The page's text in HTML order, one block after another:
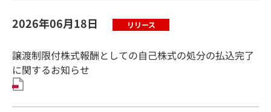
2026年06月18日
譲渡制限付株式報酬としての自己株式の処分の払込完了
に関するお知らせ